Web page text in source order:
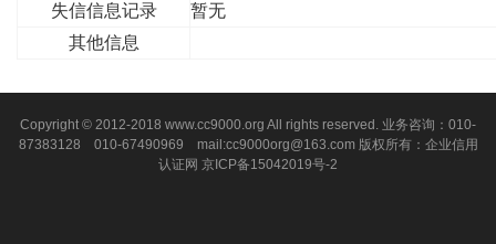
失信信息记录
暂无
其他信息
Copyright © 2012-2018 www.cc9000.org All rights reserved. 业务咨询：010-
87383128 010-67490969 mail:cc9000org@163.com 版权所有：企业信用
认证网 京ICP备15042019号-2